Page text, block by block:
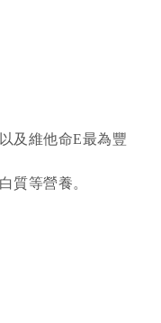
及維他命E最為豐
質等營養。